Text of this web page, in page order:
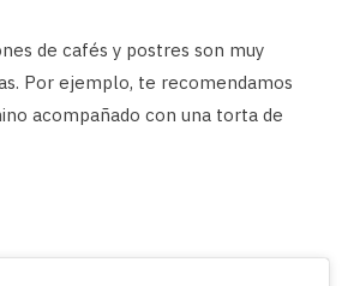
de cafés y postres son muy
Por ejemplo, te recomendamos
acompañado con una torta de